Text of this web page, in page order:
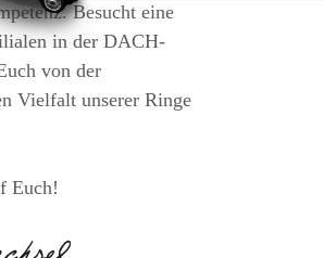
Besucht eine
in der DACH-
von der
Vielfalt unserer Ringe
Euch!